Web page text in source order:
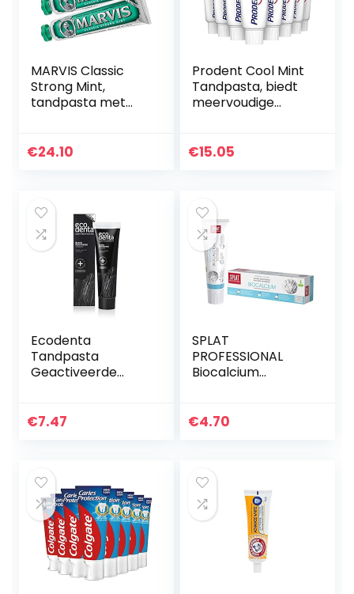
MARVIS Classic
Strong Mint,
tandpasta met
langdurige frisheid,
€24.10
Prodent Cool Mint
Tandpasta, biedt
meervoudige
gezond te houden
€15.05
Ecodenta
Tandpasta
Geactiveerde
Toothpaste
Tandplak…
€7.47
SPLAT
PROFESSIONAL
Biocalcium
tandglazuur –
€4.70